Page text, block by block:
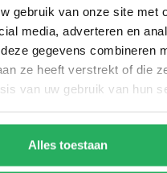
gebruik van onze site met
media, adverteren en
gegevens combineren
ze heeft verstrekt of die
van uw gebruik van hun
Alles toestaan
€ 24,95Incl.
€ 20,62 Excl. btw